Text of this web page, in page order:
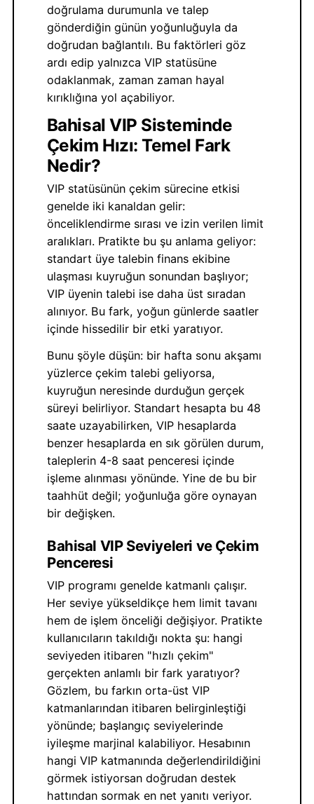
doğrulama durumunla ve talep
gönderdiğin günün yoğunluğuyla da
doğrudan bağlantılı. Bu faktörleri göz
ardı edip yalnızca VIP statüsüne
odaklanmak, zaman zaman hayal
kırıklığına yol açabiliyor.
Bahisal VIP Sisteminde
Çekim Hızı: Temel Fark
Nedir?
VIP statüsünün çekim sürecine etkisi
genelde iki kanaldan gelir:
önceliklendirme sırası ve izin verilen limit
aralıkları. Pratikte bu şu anlama geliyor:
standart üye talebin finans ekibine
ulaşması kuyruğun sonundan başlıyor;
VIP üyenin talebi ise daha üst sıradan
alınıyor. Bu fark, yoğun günlerde saatler
içinde hissedilir bir etki yaratıyor.
Bunu şöyle düşün: bir hafta sonu akşamı
yüzlerce çekim talebi geliyorsa,
kuyruğun neresinde durduğun gerçek
süreyi belirliyor. Standart hesapta bu 48
saate uzayabilirken, VIP hesaplarda
benzer hesaplarda en sık görülen durum,
taleplerin 4-8 saat penceresi içinde
işleme alınması yönünde. Yine de bu bir
taahhüt değil; yoğunluğa göre oynayan
bir değişken.
Bahisal VIP Seviyeleri ve Çekim
Penceresi
VIP programı genelde katmanlı çalışır.
Her seviye yükseldikçe hem limit tavanı
hem de işlem önceliği değişiyor. Pratikte
kullanıcıların takıldığı nokta şu: hangi
seviyeden itibaren "hızlı çekim"
gerçekten anlamlı bir fark yaratıyor?
Gözlem, bu farkın orta-üst VIP
katmanlarından itibaren belirginleştiği
yönünde; başlangıç seviyelerinde
iyileşme marjinal kalabiliyor. Hesabının
hangi VIP katmanında değerlendirildiğini
görmek istiyorsan doğrudan destek
hattından sormak en net yanıtı veriyor.